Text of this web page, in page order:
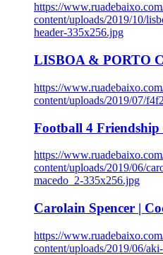
https://
content/uploads/2019/10/
header-335x256.jpg
LISBOA & PORTO
https://
content/uploads/2019/07/
Football 4 Friendship
https://
content/uploads/2019/06/
macedo_2-335x256.jpg
Carolain Spencer |
https://
content/uploads/2019/06/